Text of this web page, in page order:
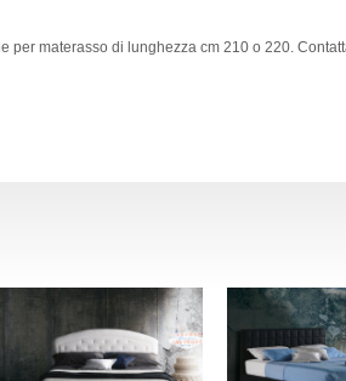
per materasso di lunghezza cm 210 o 220.